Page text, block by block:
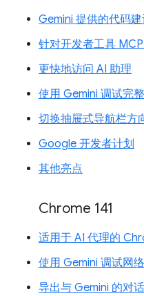
Gemini 提供的代码建
针对开发者工具
更快地访问 AI 助理
使用 Gemini 调试完
切换抽屉式导航栏方
Google 开发者计划
其他亮点
Chrome 141
适用于 AI 代理的
使用 Gemini 调试网
导出与 Gemini 的对话